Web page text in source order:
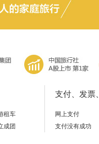
脱团了怎么办？
话，以备不时之需。如果情况特殊
租车
成团
支付、发票
网上支付
支付没有成功